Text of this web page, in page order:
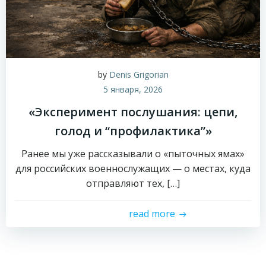
by Denis Grigorian
5 января, 2026
«Эксперимент послушания: цепи,
голод и “профилактика”»
Ранее мы уже рассказывали о «пыточных ямах»
для российских военнослужащих — о местах, куда
отправляют тех, […]
read more